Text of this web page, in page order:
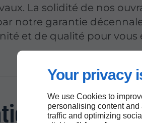
Your privacy
We use Cookies to
personalising content
traffic and optimizing
La solidité de nos
notre garantie
et de qualité pour vous
de